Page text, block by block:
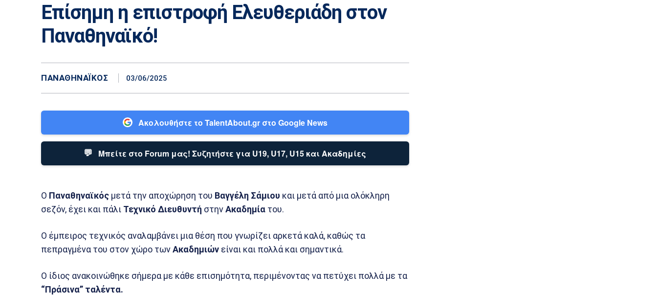
Επίσημη η επιστροφή Ελευθεριάδη στον
Παναθηναϊκό!
ΠΑΝΑΘΗΝΑΪΚΌΣ 03/06/2025
Ακολουθήστε το TalentAbout.gr στο Google News
💬 Μπείτε στο Forum μας! Συζητήστε για U19, U17, U15 και Ακαδημίες
Ο Παναθηναϊκός μετά την αποχώρηση του Βαγγέλη Σάμιου και μετά από μια ολόκληρη
σεζόν, έχει και πάλι Τεχνικό Διευθυντή στηνΑκαδημία του.
Ο έμπειρος τεχνικός αναλαμβάνει μια θέση που γνωρίζει αρκετά καλά, καθώς τα
πεπραγμένα του στον χώρο τωνΑκαδημιών είναι και πολλά και σημαντικά.
Ο ίδιος ανακοινώθηκε σήμερα με κάθε επισημότητα, περιμένοντας να πετύχει πολλά με τα
“Πράσινα” ταλέντα.